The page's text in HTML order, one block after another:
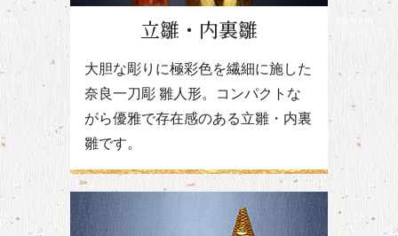
立雛・内裏雛
大胆な彫りに極彩色を繊細に施した
奈良一刀彫 雛人形。コンパクトな
がら優雅で存在感のある立雛・内裏
雛です。